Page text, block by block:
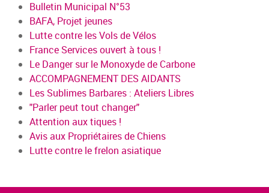
Bulletin Municipal N°53
BAFA, Projet jeunes
Lutte contre les Vols de Vélos
France Services ouvert à tous !
Le Danger sur le Monoxyde de Carbone
ACCOMPAGNEMENT DES AIDANTS
Les Sublimes Barbares : Ateliers Libres
"Parler peut tout changer"
Attention aux tiques !
Avis aux Propriétaires de Chiens
Lutte contre le frelon asiatique